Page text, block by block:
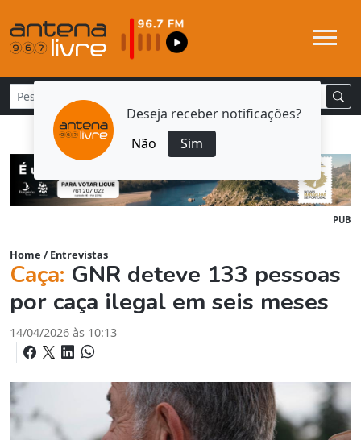
Deseja receber notificações?
Não
Sim
PUB
Home / Entrevistas
Caça: GNR deteve 133 pessoas
por caça ilegal em seis meses
14/04/2026 às 10:13